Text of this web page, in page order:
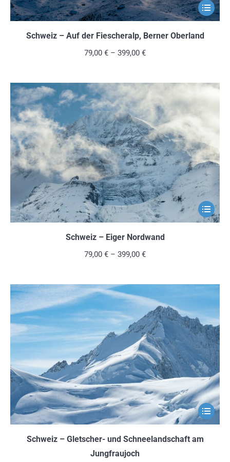
Dieses
Produkt
weist
können
auf
der
gewählt
werden
Schweiz – Auf der Fiescheralp, Berner Oberland
79,00 € – 399,00 €
Dieses
Produkt
Optionen
können
auf
der
gewählt
werden
Schweiz – Eiger Nordwand
79,00 € – 399,00 €
Dieses
Produkt
weist
Schweiz – Gletscher- und Schneelandschaft am
Jungfraujoch